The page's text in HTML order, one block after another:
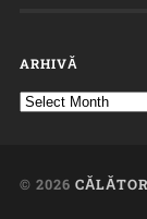
ARHIVĂ
© 2026